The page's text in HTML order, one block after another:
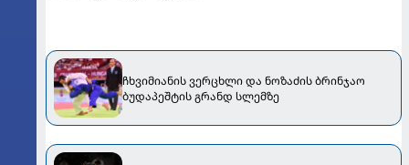
ჩხვიმიანის ვერცხლი და ნოზაძის ბრინჯაო
ბუდაპეშტის გრანდ სლემზე